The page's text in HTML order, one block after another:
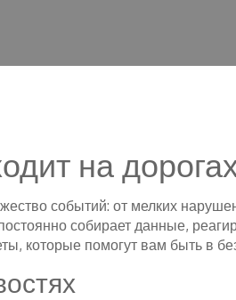
на
событий: от мелких
собирает данные,
которые помогут вам быть в